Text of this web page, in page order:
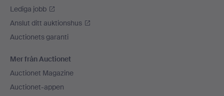
Lediga jobb
Anslut ditt auktionshus
Auctionets garanti
Mer från Auctionet
Auctionet Magazine
Auctionet-appen